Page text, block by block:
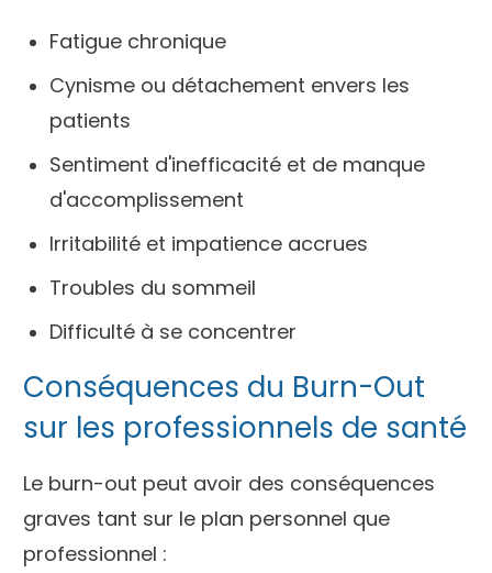
Fatigue chronique
Cynisme ou détachement envers les
patients
Sentiment d'inefficacité et de manque
d'accomplissement
Irritabilité et impatience accrues
Troubles du sommeil
Difficulté à se concentrer
Conséquences du Burn-Out
sur les professionnels de santé
Le burn-out peut avoir des conséquences
graves tant sur le plan personnel que
professionnel :